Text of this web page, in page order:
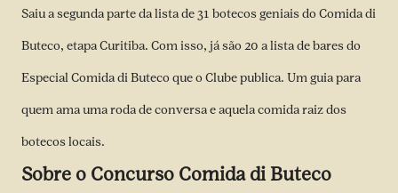
Saiu a segunda parte da lista de 31 botecos geniais do Comida di
Buteco, etapa Curitiba. Com isso, já são 20 a lista de bares do
Especial Comida di Buteco que o Clube publica. Um guia para
quem ama uma roda de conversa e aquela comida raiz dos
botecos locais.
Sobre o Concurso Comida di Buteco